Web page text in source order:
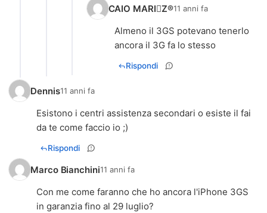
CAIO MARIZ®11 anni fa
Almeno il 3GS potevano tenerlo
ancora il 3G fa lo stesso
Rispondi
Dennis11 anni fa
Esistono i centri assistenza secondari o esiste il fai
da te come faccio io ;)
Rispondi
Marco Bianchini11 anni fa
Con me come faranno che ho ancora l'iPhone 3GS
in garanzia fino al 29 luglio?